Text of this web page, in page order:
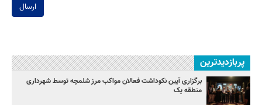
ارسال
پربازدیدترین
برگزاری آیین نکوداشت فعالان مواکب مرز شلمچه توسط شهرداری
منطقه یک